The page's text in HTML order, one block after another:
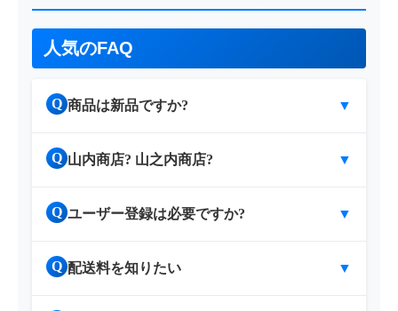
人気のFAQ
Q 商品は新品ですか? ▼
Q 山内商店? 山之内商店? ▼
Q ユーザー登録は必要ですか? ▼
Q 配送料を知りたい ▼